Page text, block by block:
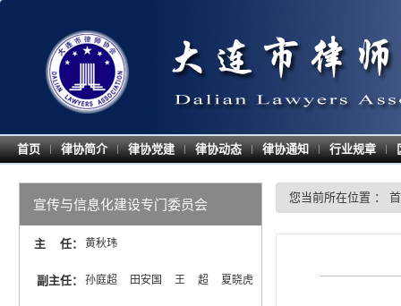
首页 | 律协简介 | 律协党建 | 律协动态 | 律协通知 | 行业规章 |
宣传与信息化建设专门委员会
主 任： 黄秋玮
副主任： 孙庭超  田安国  王  超  夏晓虎
您当前所在位置 ：